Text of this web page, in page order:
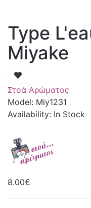
Type
Miyake
Στοά Αρώματος
Model: Miy1231
Availability: In Stock
8.00€